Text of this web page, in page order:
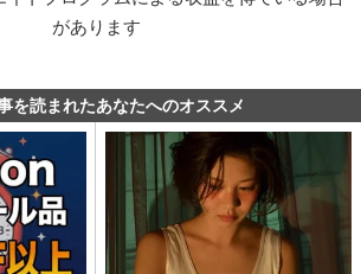
があります
を読まれたあなたへのオススメ